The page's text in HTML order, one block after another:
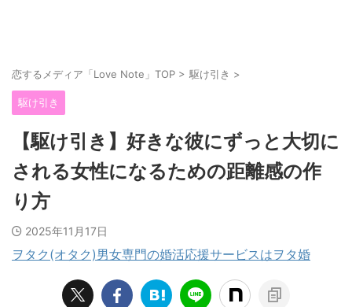
恋するメディア「Love Note」TOP > 駆け引き >
駆け引き
【駆け引き】好きな彼にずっと大切に
される女性になるための距離感の作
り方
2025年11月17日
ヲタク(オタク)男女専門の婚活応援サービスはヲタ婚